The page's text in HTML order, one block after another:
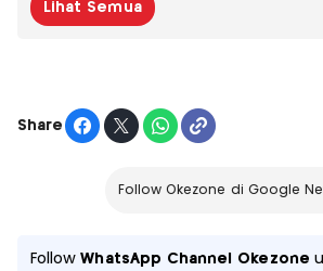
Lihat Semua
Share
Follow Okezone di Google
FollowWhatsApp Channel Okezone